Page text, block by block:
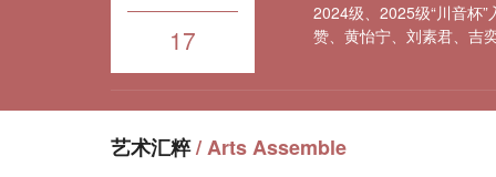
17
2024级、2025级“川音杯
赞、黄怡宁、刘素君、吉
艺术汇粹/ Arts Assemble